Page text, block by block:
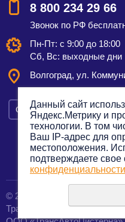
8 800 234 29 66
Звонок по РФ
Пн-Пт: с 9:00 до 18:00
Сб, Вс: выходные дни
Волгоград, ул.
Смотреть на карте
Политика
© 2012—2023. Все права
Транспортная компания по
Данный сайт
Яндекс.Метрику и
технологии. В том
Ваш IP-адрес для
местоположения.
подтверждаете свое
конфиденциальности